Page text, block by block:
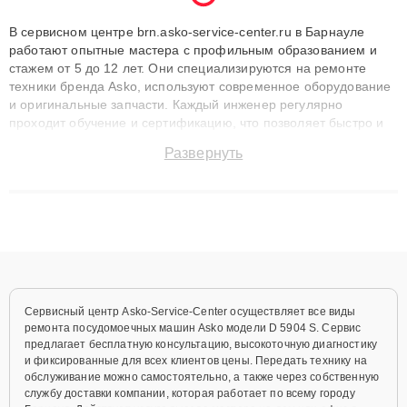
В сервисном центре brn.asko-service-center.ru в Барнауле
работают опытные мастера с профильным образованием и
стажем от 5 до 12 лет. Они специализируются на ремонте
техники бренда Asko, используют современное оборудование
и оригинальные запчасти. Каждый инженер регулярно
проходит обучение и сертификацию, что позволяет быстро и
сохранением гарантии до 3 лет. Наши мастера решают
Развернуть
Сервисный центр Asko-Service-Center осуществляет все виды
ремонта посудомоечных машин Asko модели D 5904 S. Сервис
предлагает бесплатную консультацию, высокоточную диагностику
и фиксированные для всех клиентов цены. Передать технику на
обслуживание можно самостоятельно, а также через собственную
службу доставки компании, которая работает по всему городу